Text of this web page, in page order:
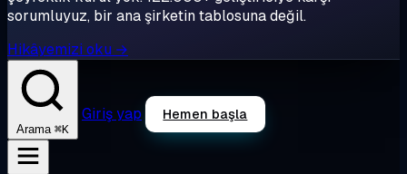
sorumluyuz, bir ana şirketin tablosuna değil.
Hikâyemizi oku →
Arama ⌘K
Giriş yap Hemen başla